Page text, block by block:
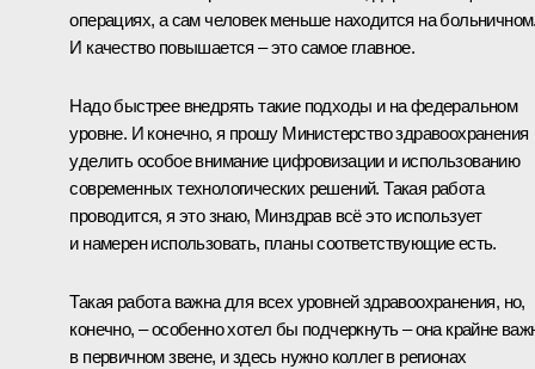
операциях, а сам человек меньше находится на
И качество повышается – это самое главное.
Надо быстрее внедрять такие подходы и на федеральном
уровне. И конечно, я прошу Министерство здравоохранения
уделить особое внимание цифровизации и использованию
современных технологических решений. Такая работа
проводится, я это знаю, Минздрав всё это использует
и намерен использовать, планы соответствующие есть.
Такая работа важна для всех уровней здравоохранения, но,
конечно, – особенно хотел бы подчеркнуть – она крайне
в первичном звене, и здесь нужно коллег в регионах